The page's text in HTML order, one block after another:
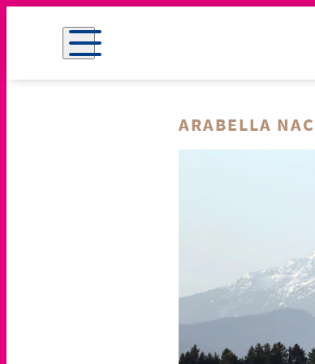
ARABELLA